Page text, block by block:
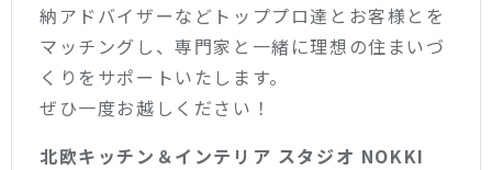
納アドバイザーなどトッププロ達とお客様とを
マッチングし、専門家と一緒に理想の住まいづ
くりをサポートいたします。
ぜひ一度お越しください！
北欧キッチン＆インテリア スタジオ NOKKI